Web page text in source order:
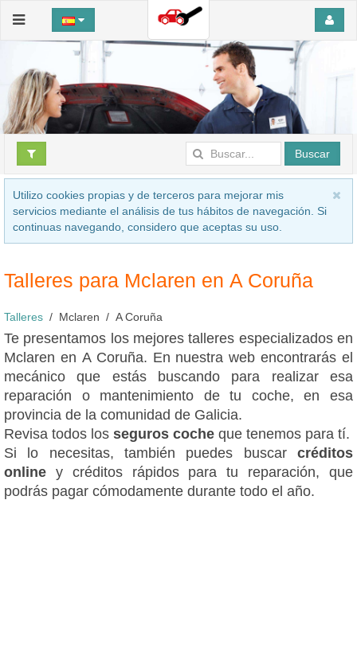
Buscar
Utilizo cookies propias y de terceros para mejorar mis
servicios mediante el análisis de tus hábitos de navegación. Si
continuas navegando, considero que aceptas su uso.
Talleres para Mclaren en A Coruña
Talleres Mclaren A Coruña
Te presentamos los mejores talleres especializados en
Mclaren en A Coruña. En nuestra web encontrarás el
mecánico que estás buscando para realizar esa
reparación o mantenimiento de tu coche, en esa
provincia de la comunidad de Galicia.
Revisa todos los seguros coche que tenemos para tí.
Si lo necesitas, también puedes buscar créditos
online y créditos rápidos para tu reparación, que
podrás pagar cómodamente durante todo el año.